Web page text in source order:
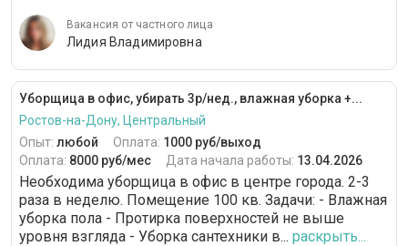
Вакансия от частного лица
Лидия Владимировна
Уборщица в офис, убирать 3р/нед., влажная уборка +...
Ростов-на-Дону, Центральный
Опыт: любой Оплата: 1000 руб/выход
Оплата: 8000 руб/мес Дата начала работы: 13.04.2026
Необходима уборщица в офис в центре города. 2-3
раза в неделю. Помещение 100 кв. Задачи: - Влажная
уборка пола - Протирка поверхностей не выше
уровня взгляда - Уборка сантехники в... раскрыть...